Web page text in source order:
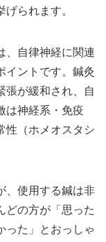
げられます。
、自律神経に関連
イントです。鍼灸
張が緩和され、自
は神経系・免疫
性（ホメオスタシ
、使用する鍼は非
どの方が「思った
った」とおっしゃ